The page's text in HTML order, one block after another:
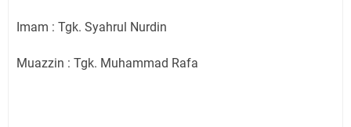
Imam : Tgk. Syahrul Nurdin
Muazzin : Tgk. Muhammad Rafa